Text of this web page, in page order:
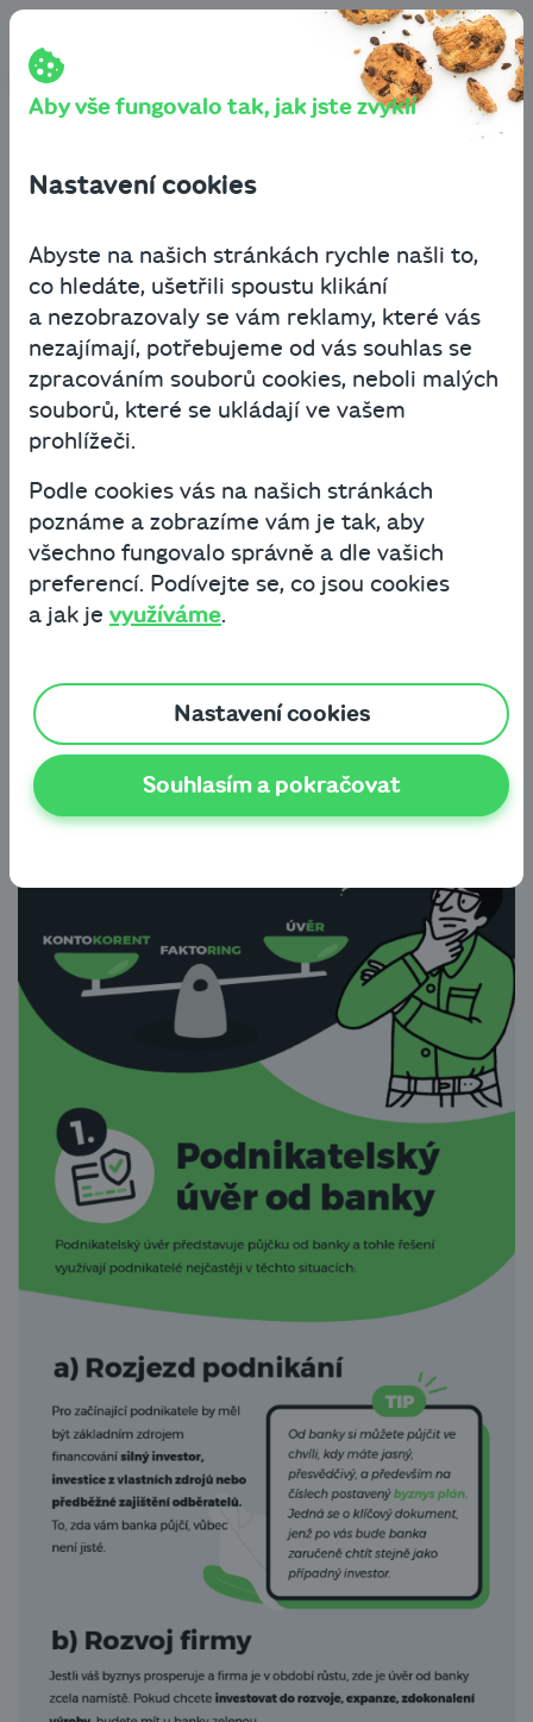
Přeskočit na obsah
Infografika: Srovnání finančních produktů
finančních produktů
Financování podnikání
19. srpna 2021 1 minuta čtení
Finance jsou v podnikání základním stavebním
kamenem, ať už jste na počátku vzniku
a budování vlastní firmy, potřebujete
rozvoje. Existuje několik alternativ financování,
které vám mohou být nápomocné v realizaci
podnikatelských aktivit. Máme pro vás
přehledné shrnutí základních finančních
produktů, jejich pozitiv i negativ a využití
Aby vše fungovalo tak, jak jste zvyklí
Nastavení cookies
Abyste na našich stránkách rychle našli to,
co hledáte, ušetřili spoustu klikání
a nezobrazovaly se vám reklamy, které vás
nezajímají, potřebujeme od vás souhlas se
zpracováním souborů cookies, neboli malých
souborů, které se ukládají ve vašem
prohlížeči.
Podle cookies vás na našich stránkách
poznáme a zobrazíme vám je tak, aby
všechno fungovalo správně a dle vašich
preferencí. Podívejte se, co jsou cookies
a jak je využíváme.
Nastavení cookies
Souhlasím a pokračovat